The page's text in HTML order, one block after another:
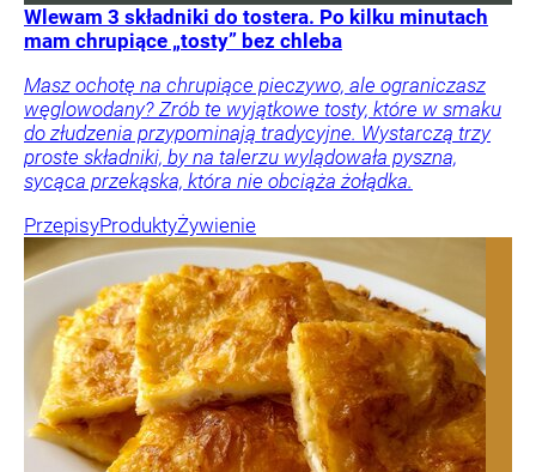
Wlewam 3 składniki do tostera. Po kilku minutach
mam chrupiące „tosty” bez chleba
Masz ochotę na chrupiące pieczywo, ale ograniczasz
węglowodany? Zrób te wyjątkowe tosty, które w smaku
do złudzenia przypominają tradycyjne. Wystarczą trzy
proste składniki, by na talerzu wylądowała pyszna,
sycąca przekąska, która nie obciąża żołądka.
PrzepisyProduktyŻywienie